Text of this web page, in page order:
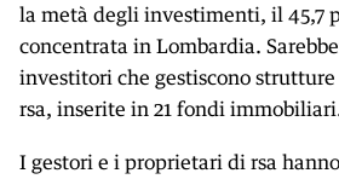
la metà degli investimenti, il 45,7
concentrata in Lombardia.
investitori che gestiscono
rsa, inserite in 21 fondi
I gestori e i proprietari di rsa